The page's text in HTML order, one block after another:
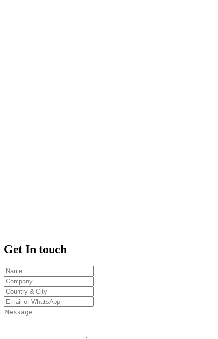
Get In touch